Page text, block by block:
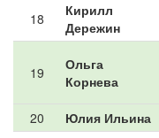
18
Кирилл
Дережин
19
Ольга
Корнева
20 Юлия Ильина